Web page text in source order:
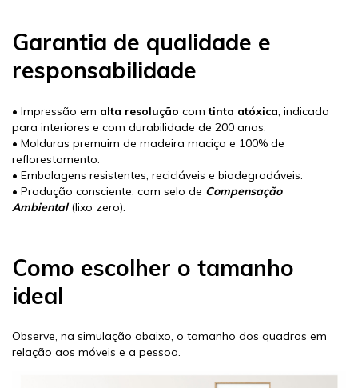
Garantia de qualidade e
responsabilidade
• Impressão em alta resolução comtinta atóxica, indicada
para interiores e com durabilidade de 200 anos.
• Molduras premuim de madeira maciça e 100% de
reflorestamento.
• Embalagens resistentes, recicláveis e biodegradáveis.
• Produção consciente, com selo de Compensação
Ambiental(lixo zero).
Como escolher o tamanho
ideal
Observe, na simulação abaixo, o tamanho dos quadros em
relação aos móveis e a pessoa.